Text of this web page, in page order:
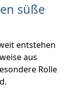
süße
entstehen
aus
Rolle